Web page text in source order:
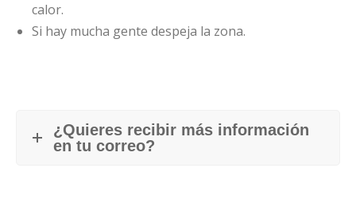
calor.
Si hay mucha gente despeja la zona.
¿Quieres recibir más información
en tu correo?